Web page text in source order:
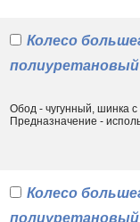
Колесо
Обод - чугунный, шинка
Предназначение -
Колесо